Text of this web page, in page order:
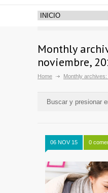
Monthly
noviembre,
Home Monthly
06 NOV 15 0